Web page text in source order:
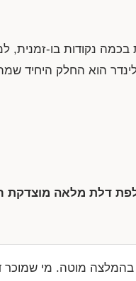
בכמה נקודות בו-זמנית,
הוא החלק היחיד
דלת מלאה מוצדקת
מוטה. מי שמוכר